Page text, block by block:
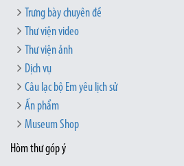
Trưng bày chuyên đề
Thư viện video
Thư viện ảnh
Dịch vụ
Câu lạc bộ Em yêu lịch sử
Ấn phẩm
Museum Shop
Hòm thư góp ý